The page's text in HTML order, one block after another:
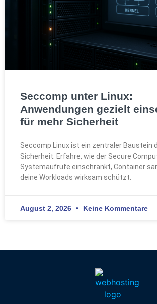
Seccomp unter Linux:
Anwendungen gezielt
für mehr Sicherheit
Seccomp Linux ist ein zentraler Baustein
Sicherheit. Erfahre, wie der Secure
Systemaufrufe einschränkt, Container
deine Workloads wirksam schützt.
August 2, 2026 Keine Kommentare